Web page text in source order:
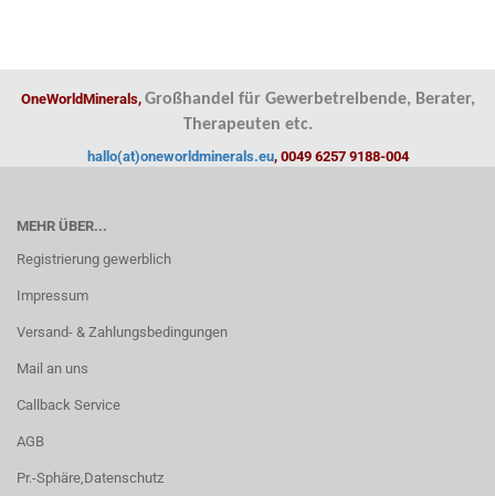
OneWorldMinerals, Großhandel für Gewerbetreibende, Berater,
Therapeuten etc.
hallo(at)oneworldminerals.eu, 0049 6257 9188-004
MEHR ÜBER...
Registrierung gewerblich
Impressum
Versand- & Zahlungsbedingungen
Mail an uns
Callback Service
AGB
Pr.-Sphäre,Datenschutz